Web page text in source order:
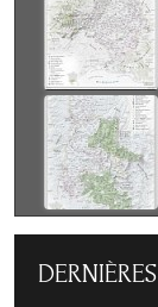
DERNIÈRES